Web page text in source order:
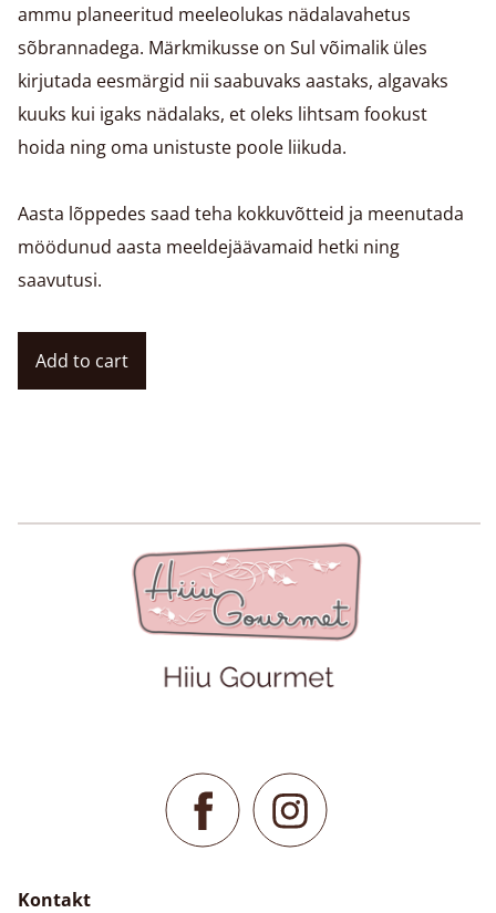
ammu planeeritud meeleolukas nädalavahetus
sõbrannadega. Märkmikusse on Sul võimalik üles
kirjutada eesmärgid nii saabuvaks aastaks, algavaks
kuuks kui igaks nädalaks, et oleks lihtsam fookust
hoida ning oma unistuste poole liikuda.
Aasta lõppedes saad teha kokkuvõtteid ja meenutada
möödunud aasta meeldejäävamaid hetki ning
saavutusi.
Add to cart
Kontakt